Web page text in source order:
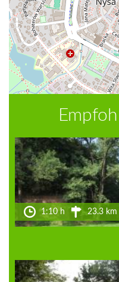
1:10 h 23.3 km